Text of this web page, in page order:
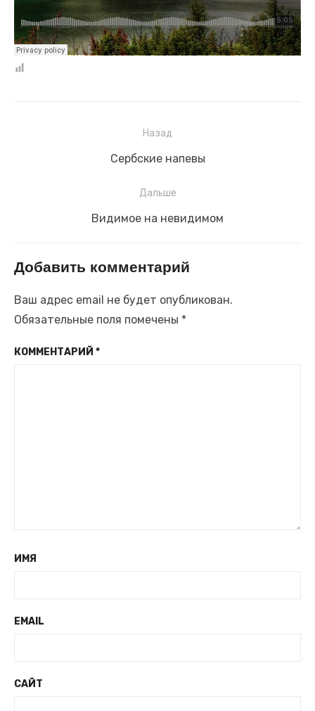
Назад
Предыдущая
Сербские напевы
Дальше
Следующая
Видимое на невидимом
Добавить комментарий
Ваш адрес email не будет опубликован.
Обязательные поля помечены *
КОММЕНТАРИЙ *
ИМЯ
EMAIL
САЙТ